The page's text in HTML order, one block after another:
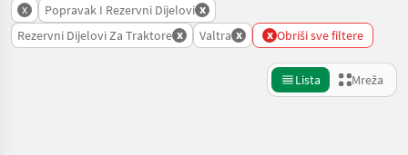
x Popravak I Rezervni Dijelovi x
Rezervni Dijelovi Za Traktore x Valtra x x Obriši sve filtere
Lista Mreža